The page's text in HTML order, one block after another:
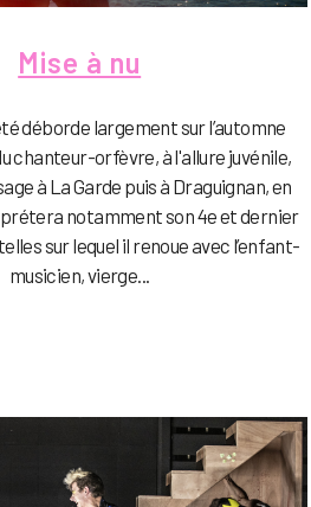
Mise à nu
déborde largement sur l’automne
chanteur-orfèvre, à l'allure juvénile,
à La Garde puis à Draguignan, en
notamment son 4e et dernier
sur lequel il renoue avec l’enfant-
musicien, vierge...